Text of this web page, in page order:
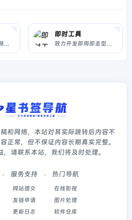
一站式免费在线音频处理平台，支持音频格式转换、视频格式转换、视频转音频及图片压缩等功能，满足您的所有音频文件处理需求。
即时工具
致力开发即用即走型在线工具，无需客户端在线一键使用。拥有视频工具、音频工具、图片工具、 PDF工具、办公辅助、设计工具、文本工具、数字工具、加密工具、单位转换等等工具。同时拥有良好的用户体验，为您的工作学习提升效率！
和网络，本站对其实际跳转后内容不
正常，但不保证内容长期真实完整。
，请联系本站，我们将及时处理。
服务支持
网站提交
友链申请
更新日志
热门导航
在线影视
图片处理
软件仓库